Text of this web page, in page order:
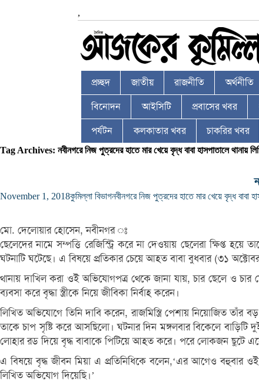
,
প্রচ্ছদ জাতীয় রাজনীতি অর্থনীতি
বিনোদন আইসিটি প্রবাসের খবর
পর্যটন কলকাতার খবর চাকরির খবর
Tag Archives: নবীনগরে নিজ পুত্রদের হাতে মার খেয়ে বৃদ্ধ বাবা হাসপাতালে থানায়
November 1, 2018কুমিল্লা বিভাগনবীনগরে নিজ পুত্রদের হাতে মার খেয়ে বৃদ্ধ বাবা
মো. দেলোয়ার হোসেন, নবীনগর ঃ
ছেলেদের নামে সম্পত্তি রেজিস্ট্রি করে না দেওয়ায় ছেলেরা ক্ষিপ্ত
ঘটনাটি ঘটেছে। এ বিষয়ে প্রতিকার চেয়ে আহত বাবা বুধবার (৩১
থানায় দাখিল করা ওই অভিযোগপত্র থেকে জানা যায়, চার ছেলে ও
ব্যবসা করে বৃদ্ধা স্ত্রীকে নিয়ে জীবিকা নির্বাহ করেন।
লিখিত অভিযোগে তিনি দাবি করেন, রাজমিস্ত্রি পেশায় নিয়োজিত
তাকে চাপ সৃষ্টি করে আসছিলো। ঘটনার দিন মঙ্গলবার বিকেলে বাড়িটি
লোহার রড দিয়ে বৃদ্ধ বাবাকে পিটিয়ে আহত করে। পরে লোকজন ছুটে
এ বিষয়ে বৃদ্ধ জীবন মিয়া এ প্রতিনিধিকে বলেন,‘এর আগেও বহুবার
লিখিত অভিযোগ দিয়েছি।’